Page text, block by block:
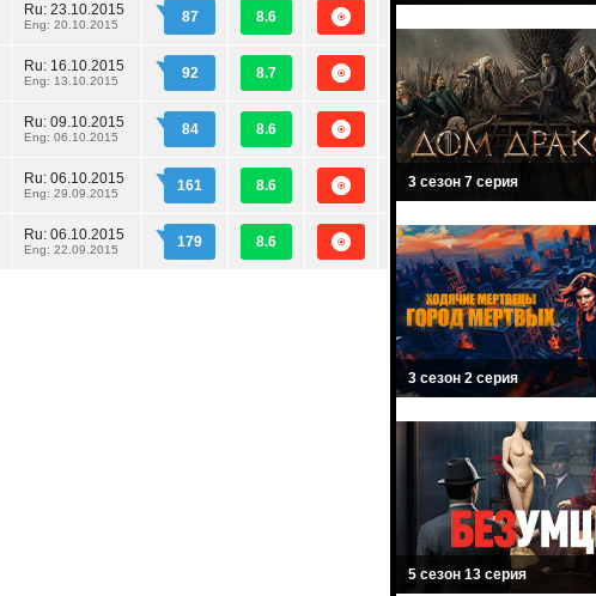
Ru: 23.10.2015
Eng: 20.10.2015 87 8.6
Ru: 16.10.2015
Eng: 13.10.2015 92 8.7
Ru: 09.10.2015
Eng: 06.10.2015 84 8.6
Ru: 06.10.2015
Eng: 29.09.2015 161 8.6
Ru: 06.10.2015
Eng: 22.09.2015 179 8.6
3 сезон 7 серия
3 сезон 2 серия
5 сезон 13 серия